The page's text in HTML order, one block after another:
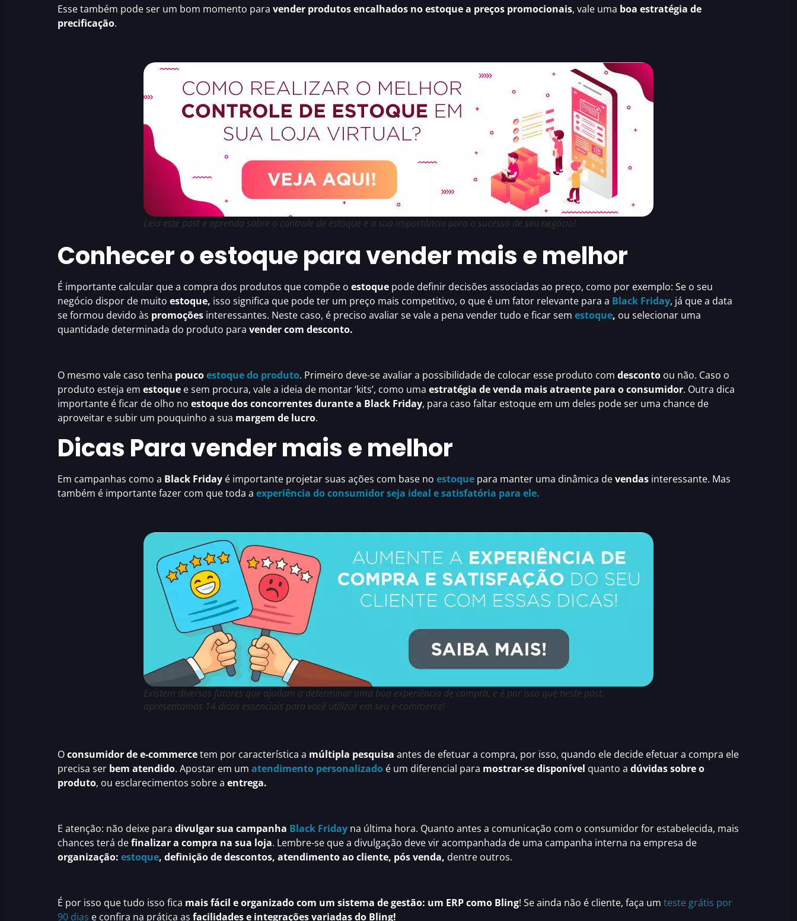
Esse também pode ser um bom momento para vender produtos encalhados no estoque a preços promocionais, vale uma boa estratégia de
precificação.
Leia este post e aprenda sobre o controle de estoque e a sua importância para o sucesso de seu negócio!
Conhecer o estoque para vender mais e melhor
É importante calcular que a compra dos produtos que compõe o estoque pode definir decisões associadas ao preço, como por exemplo: Se o seu
negócio dispor de muito estoque, isso significa que pode ter um preço mais competitivo, o que é um fator relevante para a Black Friday, já que a data
se formou devido às promoções interessantes. Neste caso, é preciso avaliar se vale a pena vender tudo e ficar sem estoque, ou selecionar uma
quantidade determinada do produto para vender com desconto.
O mesmo vale caso tenha poucoestoque do produto. Primeiro deve-se avaliar a possibilidade de colocar esse produto com desconto ou não. Caso o
produto esteja em estoque e sem procura, vale a ideia de montar ‘kits’, como uma estratégia de venda mais atraente para o consumidor. Outra dica
importante é ficar de olho no estoque dos concorrentes durante a Black Friday, para caso faltar estoque em um deles pode ser uma chance de
aproveitar e subir um pouquinho a sua margem de lucro.
Dicas Para vender mais e melhor
Em campanhas como a Black Friday é importante projetar suas ações com base no estoque para manter uma dinâmica devendas interessante. Mas
também é importante fazer com que toda a experiência do consumidor seja ideal e satisfatória para ele.
Existem diversos fatores que ajudam a determinar uma boa experiência de compra, e é por isso que neste post,
apresentamos 14 dicas essenciais para você utilizar em seu e-commerce!
Oconsumidor de e-commercetem por característica a múltipla pesquisa antes de efetuar a compra, por isso, quando ele decide efetuar a compra ele
precisa ser bem atendido. Apostar em um atendimento personalizado é um diferencial para mostrar-se disponível quanto a dúvidassobre o
produto, ou esclarecimentos sobre a entrega.
E atenção: não deixe para divulgar sua campanha Black Friday na última hora. Quanto antes a comunicação com o consumidor for estabelecida, mais
chances terá definalizar a compra na sua loja. Lembre-se que a divulgação deve vir acompanhada de uma campanha interna na empresa de
organização: estoque, definição de descontos, atendimento ao cliente, pós venda, dentre outros.
É por isso que tudo isso fica mais fácil e organizado com um sistema de gestão: um ERP como Bling! Se ainda não é cliente, faça um teste grátis por
90 dias e confira na prática as facilidades e integrações variadas do Bling!